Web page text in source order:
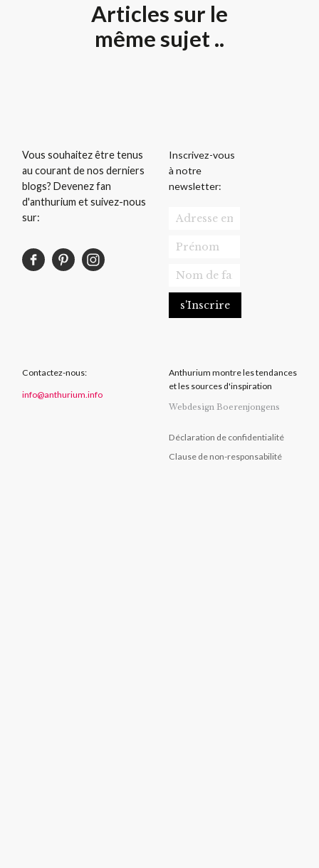
Articles sur le
même sujet ..
Vous souhaitez être tenus
au courant de nos derniers
blogs? Devenez fan
d'anthurium et suivez-nous
sur:
Inscrivez-vous
à notre
newsletter:
Contactez-nous:
info@anthurium.info
Anthurium montre les tendances
et les sources d'inspiration
Webdesign Boerenjongens
Déclaration de confidentialité
Clause de non-responsabilité